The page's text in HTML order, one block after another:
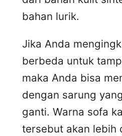
bahan lurik.
Jika Anda
berbeda untuk
maka Anda bisa
dengan sarung
ganti. Warna sofa
tersebut akan lebih